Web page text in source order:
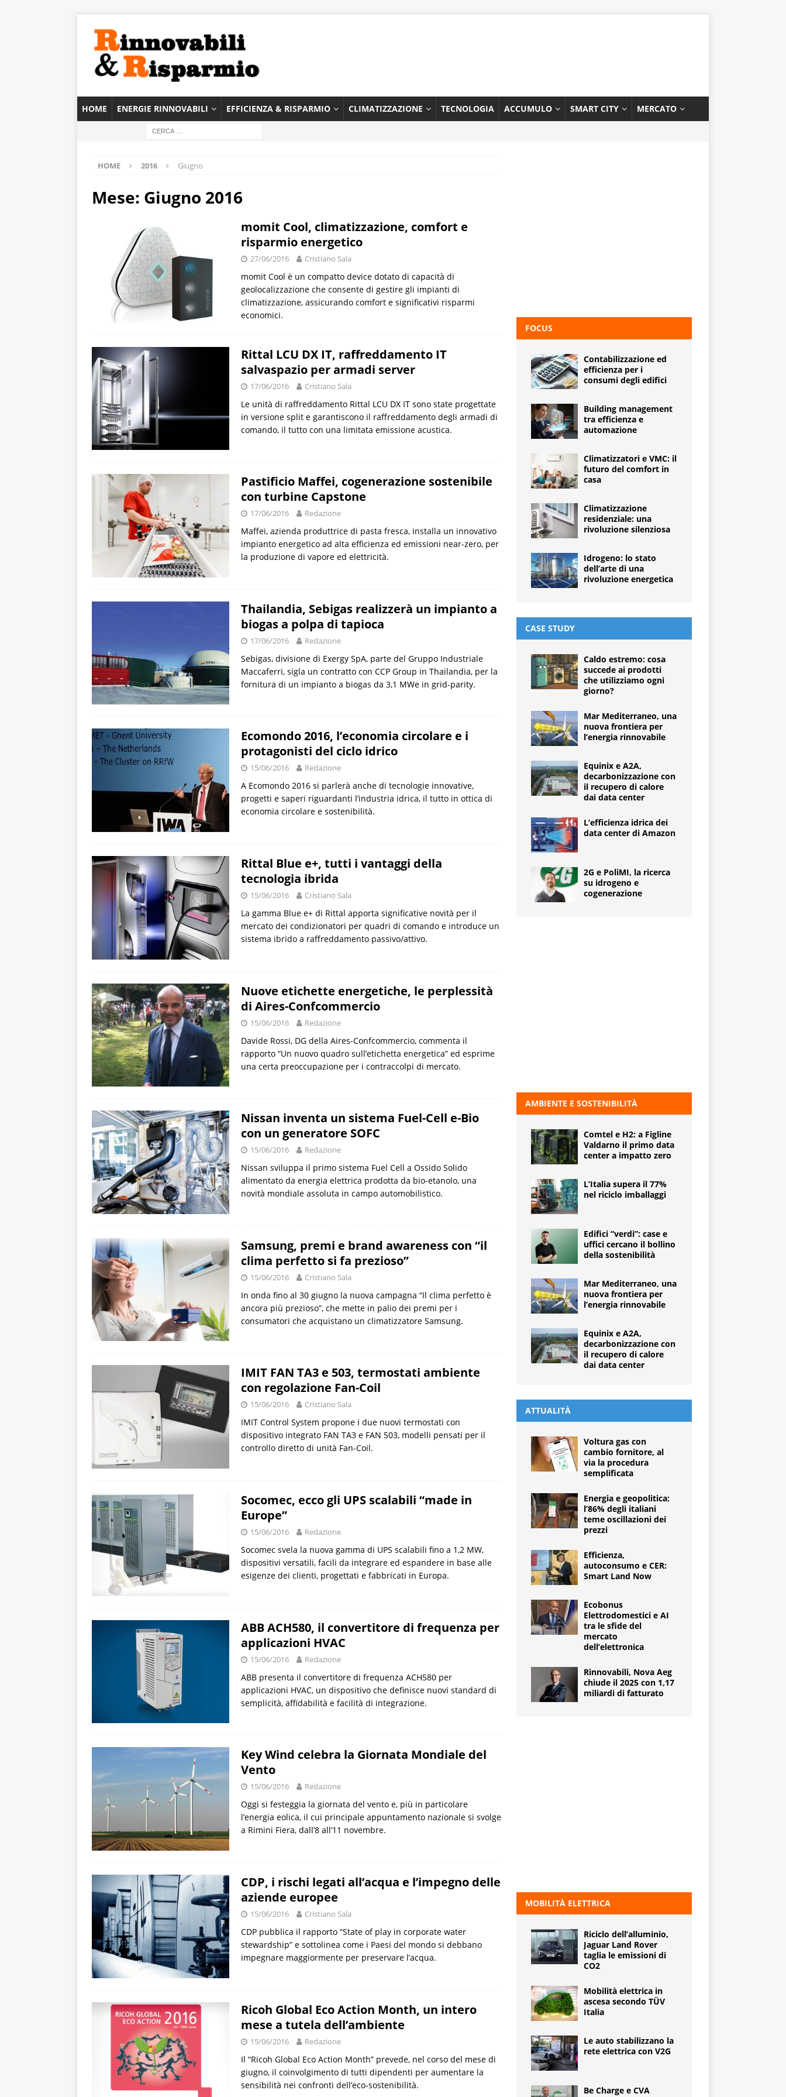
HOME ENERGIE RINNOVABILI EFFICIENZA & RISPARMIO CLIMATIZZAZIONE TECNOLOGIA ACCUMULO SMART CITY MERCATO
HOME 2016 Giugno
Mese: Giugno 2016
momit Cool, climatizzazione, comfort e
risparmio energetico
27/06/2016 Cristiano Sala
momit Cool è un compatto device dotato di capacità di
geolocalizzazione che consente di gestire gli impianti di
climatizzazione, assicurando comfort e significativi risparmi
economici.
Rittal LCU DX IT, raffreddamento IT
salvaspazio per armadi server
17/06/2016 Cristiano Sala
Le unità di raffreddamento Rittal LCU DX IT sono state progettate
in versione split e garantiscono il raffreddamento degli armadi di
comando, il tutto con una limitata emissione acustica.
Pastificio Maffei, cogenerazione sostenibile
con turbine Capstone
17/06/2016 Redazione
Maffei, azienda produttrice di pasta fresca, installa un innovativo
impianto energetico ad alta efficienza ed emissioni near-zero, per
la produzione di vapore ed elettricità.
Thailandia, Sebigas realizzerà un impianto a
biogas a polpa di tapioca
17/06/2016 Redazione
Sebigas, divisione di Exergy SpA, parte del Gruppo Industriale
Maccaferri, sigla un contratto con CCP Group in Thailandia, per la
fornitura di un impianto a biogas da 3,1 MWe in grid-parity.
Ecomondo 2016, l’economia circolare e i
protagonisti del ciclo idrico
15/06/2016 Redazione
A Ecomondo 2016 si parlerà anche di tecnologie innovative,
progetti e saperi riguardanti l’industria idrica, il tutto in ottica di
economia circolare e sostenibilità.
Rittal Blue e+, tutti i vantaggi della
tecnologia ibrida
15/06/2016 Cristiano Sala
La gamma Blue e+ di Rittal apporta significative novità per il
mercato dei condizionatori per quadri di comando e introduce un
sistema ibrido a raffreddamento passivo/attivo.
Nuove etichette energetiche, le perplessità
di Aires-Confcommercio
15/06/2016 Redazione
Davide Rossi, DG della Aires-Confcommercio, commenta il
rapporto “Un nuovo quadro sull’etichetta energetica” ed esprime
una certa preoccupazione per i contraccolpi di mercato.
Nissan inventa un sistema Fuel-Cell e-Bio
con un generatore SOFC
15/06/2016 Redazione
Nissan sviluppa il primo sistema Fuel Cell a Ossido Solido
alimentato da energia elettrica prodotta da bio-etanolo, una
novità mondiale assoluta in campo automobilistico.
Samsung, premi e brand awareness con “il
clima perfetto si fa prezioso”
15/06/2016 Cristiano Sala
In onda fino al 30 giugno la nuova campagna “Il clima perfetto è
ancora più prezioso”, che mette in palio dei premi per i
consumatori che acquistano un climatizzatore Samsung.
IMIT FAN TA3 e 503, termostati ambiente
con regolazione Fan-Coil
15/06/2016 Cristiano Sala
IMIT Control System propone i due nuovi termostati con
dispositivo integrato FAN TA3 e FAN 503, modelli pensati per il
controllo diretto di unità Fan-Coil.
Socomec, ecco gli UPS scalabili “made in
Europe”
15/06/2016 Redazione
Socomec svela la nuova gamma di UPS scalabili fino a 1,2 MW,
dispositivi versatili, facili da integrare ed espandere in base alle
esigenze dei clienti, progettati e fabbricati in Europa.
ABB ACH580, il convertitore di frequenza per
applicazioni HVAC
15/06/2016 Redazione
ABB presenta il convertitore di frequenza ACH580 per
applicazioni HVAC, un dispositivo che definisce nuovi standard di
semplicità, affidabilità e facilità di integrazione.
Key Wind celebra la Giornata Mondiale del
Vento
15/06/2016 Redazione
Oggi si festeggia la giornata del vento e, più in particolare
l’energia eolica, il cui principale appuntamento nazionale si svolge
a Rimini Fiera, dall’8 all’11 novembre.
CDP, i rischi legati all’acqua e l’impegno delle
aziende europee
15/06/2016 Cristiano Sala
CDP pubblica il rapporto “State of play in corporate water
stewardship” e sottolinea come i Paesi del mondo si debbano
impegnare maggiormente per preservare l’acqua.
Ricoh Global Eco Action Month, un intero
mese a tutela dell’ambiente
15/06/2016 Redazione
Il “Ricoh Global Eco Action Month” prevede, nel corso del mese di
giugno, il coinvolgimento di tutti dipendenti per aumentare la
sensibilità nei confronti dell’eco-sostenibilità.
FOCUS
Contabilizzazione ed
efficienza per i
consumi degli edifici
Building management
tra efficienza e
automazione
Climatizzatori e VMC: il
futuro del comfort in
casa
Climatizzazione
residenziale: una
rivoluzione silenziosa
Idrogeno: lo stato
dell’arte di una
rivoluzione energetica
CASE STUDY
Caldo estremo: cosa
succede ai prodotti
che utilizziamo ogni
giorno?
Mar Mediterraneo, una
nuova frontiera per
l’energia rinnovabile
Equinix e A2A,
decarbonizzazione con
il recupero di calore
dai data center
L’efficienza idrica dei
data center di Amazon
2G e PoliMI, la ricerca
su idrogeno e
cogenerazione
AMBIENTE E SOSTENIBILITÀ
Comtel e H2: a Figline
Valdarno il primo data
center a impatto zero
L’Italia supera il 77%
nel riciclo imballaggi
Edifici “verdi”: case e
uffici cercano il bollino
della sostenibilità
Mar Mediterraneo, una
nuova frontiera per
l’energia rinnovabile
Equinix e A2A,
decarbonizzazione con
il recupero di calore
dai data center
ATTUALITÀ
Voltura gas con
cambio fornitore, al
via la procedura
semplificata
Energia e geopolitica:
l’86% degli italiani
teme oscillazioni dei
prezzi
Efficienza,
autoconsumo e CER:
Smart Land Now
Ecobonus
Elettrodomestici e AI
tra le sfide del
mercato
dell’elettronica
Rinnovabili, Nova Aeg
chiude il 2025 con 1,17
miliardi di fatturato
MOBILITÀ ELETTRICA
Riciclo dell’alluminio,
Jaguar Land Rover
taglia le emissioni di
CO2
Mobilità elettrica in
ascesa secondo TÜV
Italia
Le auto stabilizzano la
rete elettrica con V2G
Be Charge e CVA